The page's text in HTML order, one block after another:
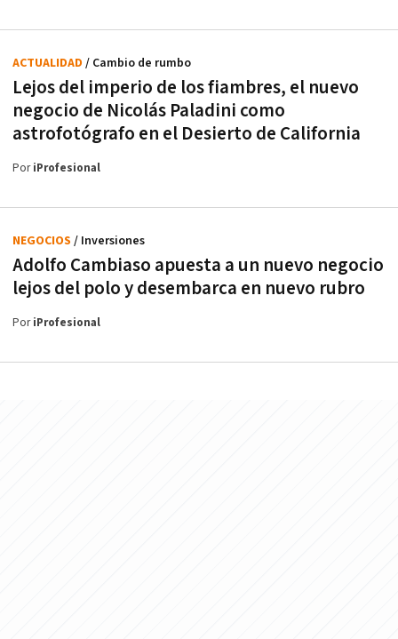
Lejos del imperio de los fiambres, el nuevo
negocio de Nicolás Paladini como
astrofotógrafo en el Desierto de California
ACTUALIDAD / Cambio de rumbo
PoriProfesional
Adolfo Cambiaso apuesta a un nuevo negocio
lejos del polo y desembarca en nuevo rubro
NEGOCIOS / Inversiones
PoriProfesional